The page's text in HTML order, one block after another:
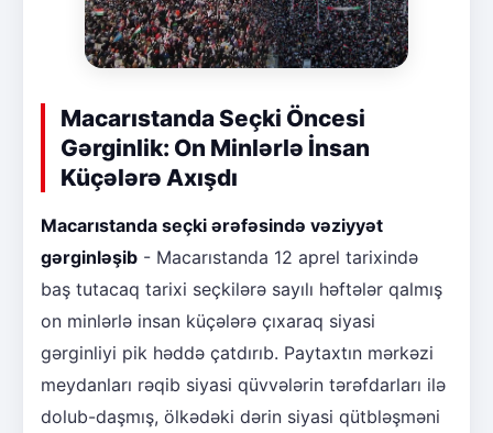
Macarıstanda Seçki Öncesi
Gərginlik: On Minlərlə İnsan
Küçələrə Axışdı
Macarıstanda seçki ərəfəsində vəziyyət
gərginləşib - Macarıstanda 12 aprel tarixində
baş tutacaq tarixi seçkilərə sayılı həftələr qalmış
on minlərlə insan küçələrə çıxaraq siyasi
gərginliyi pik həddə çatdırıb. Paytaxtın mərkəzi
meydanları rəqib siyasi qüvvələrin tərəfdarları ilə
dolub-daşmış, ölkədəki dərin siyasi qütbləşməni